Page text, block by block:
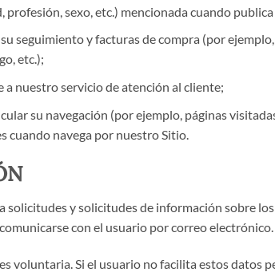
sexo, etc.) mencionada cuando
seguimiento y facturas de compra (por
etc.);
nuestro servicio de atención al cliente;
su navegación (por ejemplo, páginas
cuando navega por nuestro Sitio.
solicitudes y solicitudes de información sobre
con el usuario por correo electrónico.
voluntaria. Si el usuario no facilita estos datos